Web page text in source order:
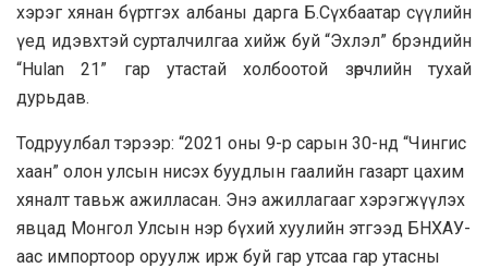
хэрэг хянан бүртгэх албаны дарга Б.Сүхбаатар сүүлийн
үед идэвхтэй сурталчилгаа хийж буй “Эхлэл” брэндийн
“Hulan 21” гар утастай холбоотой зөрчлийн тухай
дурьдав.
Тодруулбал тэрээр: “2021 оны 9-р сарын 30-нд “Чингис
хаан” олон улсын нисэх буудлын гаалийн газарт цахим
хяналт тавьж ажилласан. Энэ ажиллагааг хэрэгжүүлэх
явцад Монгол Улсын нэр бүхий хуулийн этгээд БНХАУ-
аас импортоор оруулж ирж буй гар утсаа гар утасны